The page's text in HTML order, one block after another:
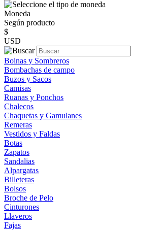
Moneda
Según producto
$
USD
Boinas y Sombreros
Bombachas de campo
Buzos y Sacos
Camisas
Ruanas y Ponchos
Chalecos
Chaquetas y Gamulanes
Remeras
Vestidos y Faldas
Botas
Zapatos
Sandalias
Alpargatas
Billeteras
Bolsos
Broche de Pelo
Cinturones
Llaveros
Fajas